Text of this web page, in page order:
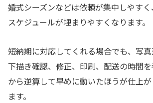
婚式シーズンなどは依頼が集中しやす
スケジュールが埋まりやすくなります。
短納期に対応してくれる場合でも、写真
下描き確認、修正、印刷、配送の時間
から逆算して早めに動いたほうが仕上
ます。